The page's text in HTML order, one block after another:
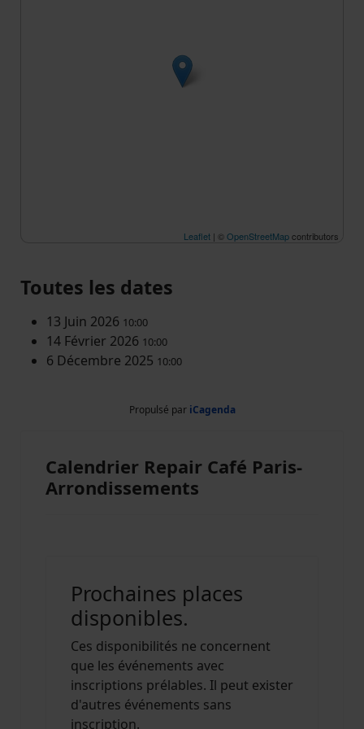
Leaflet | ©OpenStreetMapcontributors
Toutes les dates
13 Juin 2026 10:00
14 Février 2026 10:00
6 Décembre 2025 10:00
Propulsé par iCagenda
Calendrier Repair Café Paris-
Arrondissements
Prochaines places
disponibles.
Ces disponibilités ne concernent
que les événements avec
inscriptions prélables. Il peut exister
d'autres événements sans
inscription.